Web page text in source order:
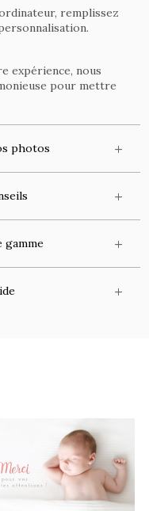
remplissez
expérience, nous
pour mettre
photos
gamme